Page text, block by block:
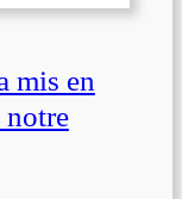
mis en
notre